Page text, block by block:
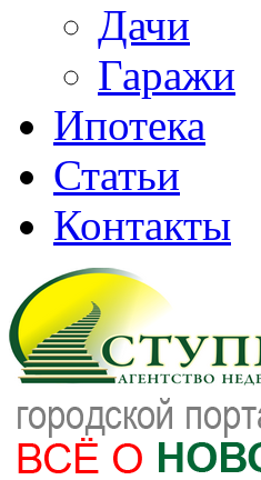
Дачи
Гаражи
Ипотека
Статьи
Контакты